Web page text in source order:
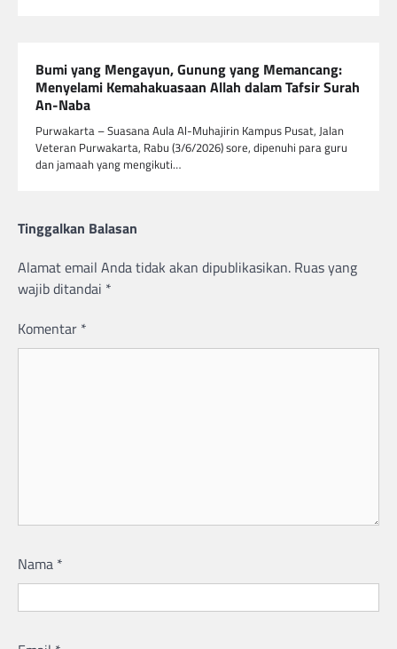
Bumi yang Mengayun, Gunung yang Memancang:
Menyelami Kemahakuasaan Allah dalam Tafsir Surah
An-Naba
Purwakarta – Suasana Aula Al-Muhajirin Kampus Pusat, Jalan
Veteran Purwakarta, Rabu (3/6/2026) sore, dipenuhi para guru
dan jamaah yang mengikuti…
Tinggalkan Balasan
Alamat email Anda tidak akan dipublikasikan. Ruas yang
wajib ditandai *
Komentar *
Nama *